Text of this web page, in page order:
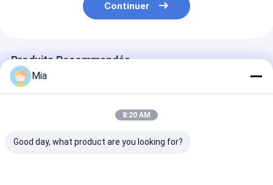
Continuer
Produits Recommandés
Mia
8:20 AM
Good day, what product are you looking for?